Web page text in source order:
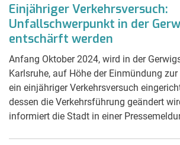
Einjähriger Verkehrsversuch:
Unfallschwerpunkt in der
entschärft werden
Anfang Oktober 2024, wird in der
Karlsruhe, auf Höhe der Einmündung
ein einjähriger Verkehrsversuch
dessen die Verkehrsführung geändert
informiert die Stadt in einer